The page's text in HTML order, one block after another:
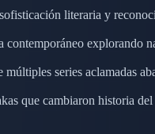
literaria y
contemporáneo explorando
series aclamadas
que cambiaron historia